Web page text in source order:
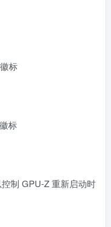
标
标
制 GPU-Z 重新启动时